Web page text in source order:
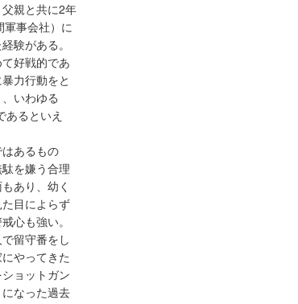
親と共に2年
軍事会社）に
験がある。
好戦的であ
力行動をと
いわゆる
あるといえ
あるもの
を嫌う合理
あり、幼く
目によらず
心も強い。
留守番をし
やってきた
ョットガン
なった過去